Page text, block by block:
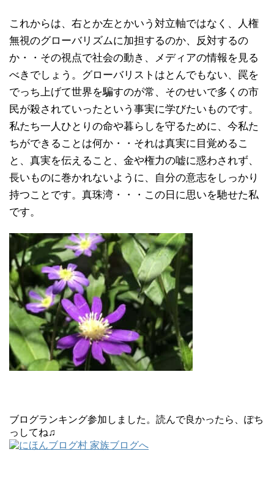
これからは、右とか左とかいう対立軸ではなく、人権
無視のグローバリズムに加担するのか、反対するの
か・・その視点で社会の動き、メディアの情報を見る
べきでしょう。グローバリストはとんでもない、罠を
でっち上げて世界を騙すのが常、そのせいで多くの市
民が殺されていったという事実に学びたいものです。
私たち一人ひとりの命や暮らしを守るために、今私た
ちができることは何か・・それは真実に目覚めるこ
と、真実を伝えること、金や権力の嘘に惑わされず、
長いものに巻かれないように、自分の意志をしっかり
持つことです。真珠湾・・・この日に思いを馳せた私
です。
ブログランキング参加しました。読んで良かったら、ぽち
っしてね♫